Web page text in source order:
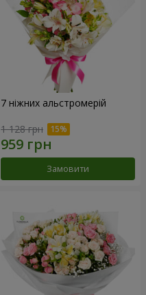
7 ніжних альстромерій
1 128 грн
Замовити